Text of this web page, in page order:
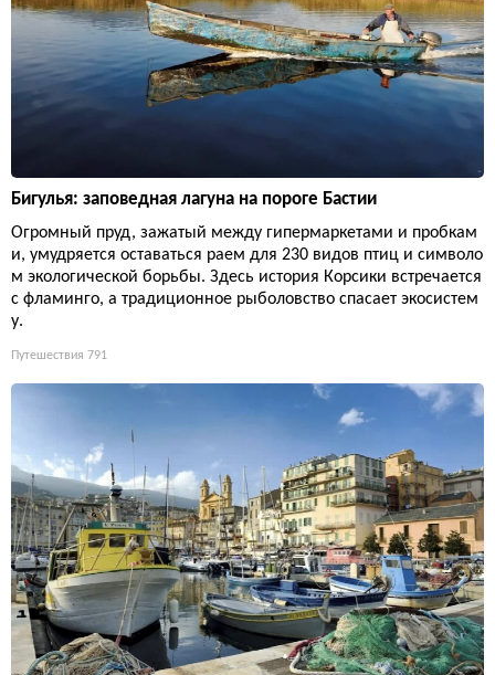
Бигулья: заповедная лагуна на пороге Бастии
Огромный пруд, зажатый между гипермаркетами и пробкам
и, умудряется оставаться раем для 230 видов птиц и символо
м экологической борьбы. Здесь история Корсики встречается
с фламинго, а традиционное рыболовство спасает экосистем
у.
Путешествия 791